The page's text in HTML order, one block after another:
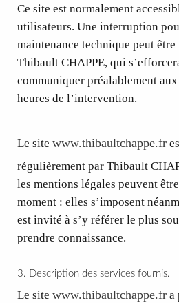
Ce site est normalement
utilisateurs. Une interruption
maintenance technique peut
Thibault CHAPPE, qui
communiquer préalablement
heures de l’intervention.
Le site www.thibaultchappe.fr
régulièrement par Thibault
les mentions légales peuvent
moment : elles s’imposent
est invité à s’y référer le plus
prendre connaissance.
3. Description des services fournis.
Le site www.thibaultchappe.fr a